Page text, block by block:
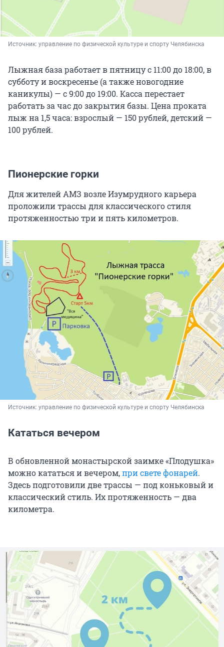
Источник: управление по физической культуре и спорту Челябинска
Лыжная база работает в пятницу с 11:00 до 18:00, в
субботу и воскресенье (а также новогодние
каникулы) — с 9:00 до 19:00. Касса перестает
работать за час до закрытия базы. Цена проката
лыж на 1,5 часа: взрослый — 150 рублей, детский —
100 рублей.
Пионерские горки
Для жителей АМЗ возле Изумрудного карьера
проложили трассы для классического стиля
протяженностью три и пять километров.
Источник: управление по физической культуре и спорту Челябинска
Кататься вечером
В обновленной монастырской заимке «Плодушка»
можно кататься и вечером,при свете фонарей.
Здесь подготовили две трассы — под коньковый и
классический стиль. Их протяженность — два
километра.